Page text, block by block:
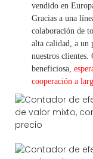
vendido en
Gracias a una
colaboración de
alta calidad, a un
nuestros clientes.
beneficiosa,
cooperación a